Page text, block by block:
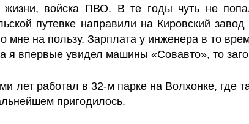
жизни, войска ПВО. В те годы чуть не
путевке направили на Кировский
мне на пользу. Зарплата у инженера в то
я впервые увидел машины «Совавто», то
лет работал в 32-м парке на Волхонке, где
пригодилось.